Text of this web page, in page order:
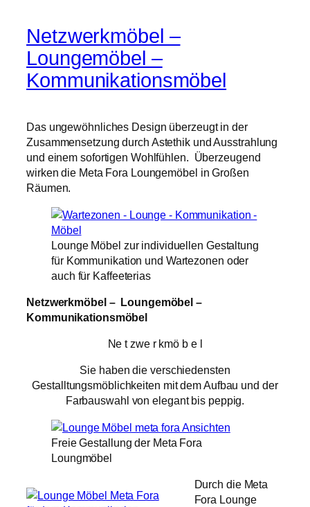
Netzwerkmöbel –
Loungemöbel –
Kommunikationsmöbel
Das ungewöhnliches Design überzeugt in der
Zusammensetzung durch Astethik und Ausstrahlung
und einem sofortigen Wohlfühlen. Überzeugend
wirken die Meta Fora Loungemöbel in Großen
Räumen.
Lounge Möbel zur individuellen Gestaltung
für Kommunikation und Wartezonen oder
auch für Kaffeeterias
Netzwerkmöbel – Loungemöbel –
Kommunikationsmöbel
Ne t zwe r kmö b e l
Sie haben die verschiedensten
Gestalltungsmöblichkeiten mit dem Aufbau und der
Farbauswahl von elegant bis peppig.
Freie Gestallung der Meta Fora
Loungmöbel
Durch die Meta
Fora Lounge